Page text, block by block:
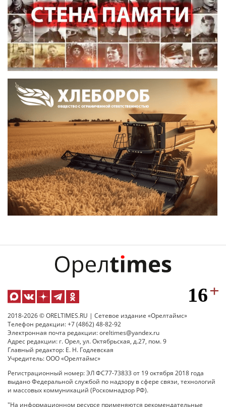
2018-2026 © ORELTIMES.RU | Сетевое издание «Орелтаймс»
Телефон редакции: +7 (4862) 48-82-92
Электронная почта редакции: oreltimes@yandex.ru
Адрес редакции: г. Орел, ул. Октябрьская, д.27, пом. 9
Главный редактор: Е. Н. Годлевская
Учредитель: ООО «Орелтаймс»
Регистрационный номер: ЭЛ ФС77-73833 от 19 октября 2018 года
выдано Федеральной службой по надзору в сфере связи, технологий
и массовых коммуникаций (Роскомнадзор РФ).
"На информационном ресурсе применяются рекомендательные